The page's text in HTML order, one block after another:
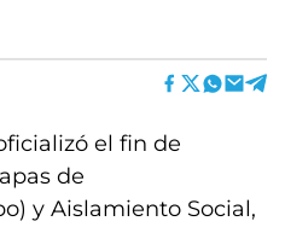
el fin de
de
y Aislamiento Social,